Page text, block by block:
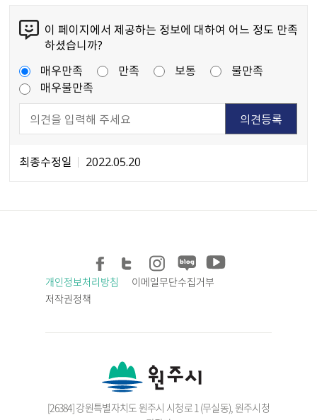
이 페이지에서 제공하는 정보에 대하여 어느 정도 만족
하셨습니까?
매우만족
만족 보통
불만족
매우불만족
최종수정일 2022.05.20
개인정보처리방침
이메일무단수집거부
저작권정책
[26384] 강원특별자치도 원주시 시청로 1 (무실동), 원주시청